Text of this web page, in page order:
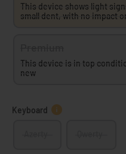
This device shows light
small dent, with no impact
This device is in top
new
Keyboard